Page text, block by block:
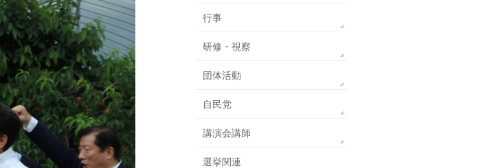
行事
研修・視察
団体活動
自民党
講演会講師
選挙関連